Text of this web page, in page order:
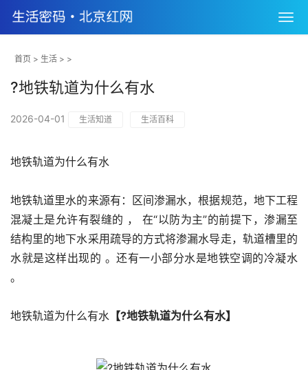
首页 > 生活 > >
?地铁轨道为什么有水
2026-04-01 生活知道 生活百科
地铁轨道为什么有水
地铁轨道里水的来源有：区间渗漏水，根据规范，地下工程
混凝土是允许有裂缝的 ， 在“以防为主”的前提下，渗漏至
结构里的地下水采用疏导的方式将渗漏水导走，轨道槽里的
水就是这样出现的 。还有一小部分水是地铁空调的冷凝水
。
地铁轨道为什么有水 【?地铁轨道为什么有水】